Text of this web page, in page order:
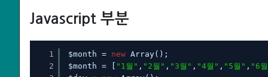
Javascript 부분
1
2
$month = new Array();
$month = [
"1월" , "2월" , "3월" , "4월" , "5월" , "6